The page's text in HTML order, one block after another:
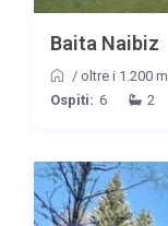
Baita Naibiz
/ oltre i 1.200 m.
Ospiti: 6 2